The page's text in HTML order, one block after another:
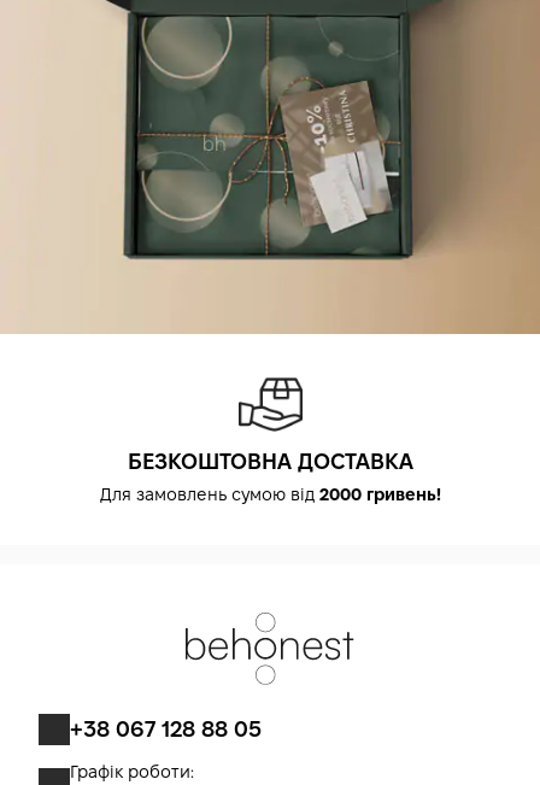
БЕЗКОШТОВНА ДОСТАВКА
Для замовлень сумою від 2000 гривень!
+38 067 128 88 05
Графік роботи: